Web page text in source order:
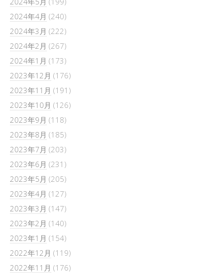
2024年4月 (240)
2024年3月 (222)
2024年2月 (267)
2024年1月 (173)
2023年12月 (176)
2023年11月 (191)
2023年10月 (126)
2023年9月 (118)
2023年8月 (185)
2023年7月 (203)
2023年6月 (231)
2023年5月 (205)
2023年4月 (127)
2023年3月 (147)
2023年2月 (140)
2023年1月 (154)
2022年12月 (119)
2022年11月 (176)